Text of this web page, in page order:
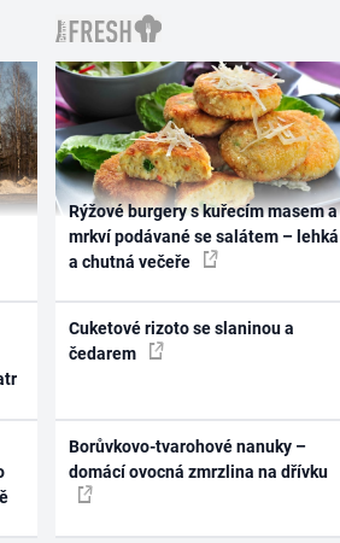
Rýžové burgery s kuřecím masem a
mrkví podávané se salátem – lehká
a chutná večeře
Cuketové rizoto se slaninou a
čedarem
Borůvkovo-tvarohové nanuky –
domácí ovocná zmrzlina na dřívku